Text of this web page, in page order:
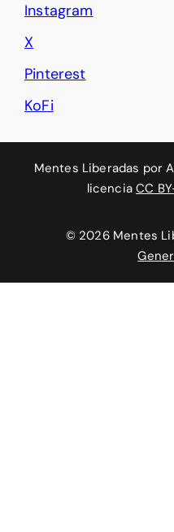
Instagram
X
Pinterest
KoFi
Mentes Liberadas por
licenciaCC
© 2026 Mentes